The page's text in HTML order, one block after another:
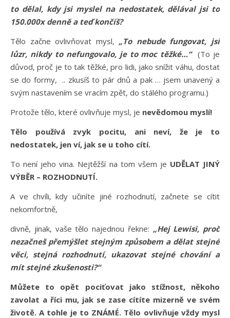
to dělal, kdy jsi myslel na nedostatek, dělával jsi to
150.000x denně a teď končíš?
Tělo začne ovlivňovat mysl, „To nebude fungovat, jsi
lůzr, nikdy to nefungovalo, je to moc těžké…“(To je
důvod, proč je to tak těžké, pro lidi, jako snížit váhu, dostat
se do formy, .. zkusíš to pár dnů a pak … jsem unavený a
svým nastavením se vracím zpět, do stálého programu.)
Protože tělo, které ovlivňuje mysl, je nevědomou myslí!
Tělo používá zvyk pocitu, ani neví, že je to
nedostatek, jen ví, jak se u toho cítí.
To není jeho vina. Nejtěžší na tom všem je UDĚLAT JINÝ
VÝBĚR – ROZHODNUTÍ.
A ve chvíli, kdy učiníte jiné rozhodnutí, začnete se cítit
nekomfortně,
divně, jinak, vaše tělo najednou řekne: „Hej Lewisi, proč
nezačneš přemýšlet stejným způsobem a dělat stejné
věci, stejná rozhodnutí, ukazovat stejné chování a
mít stejné zkušenosti?“
Můžete to opět pociťovat jako stížnost, někoho
zavolat a říci mu, jak se zase cítíte mizerně ve svém
životě. A tohle je to ZNÁMÉ. Tělo ovlivňuje vždy mysl